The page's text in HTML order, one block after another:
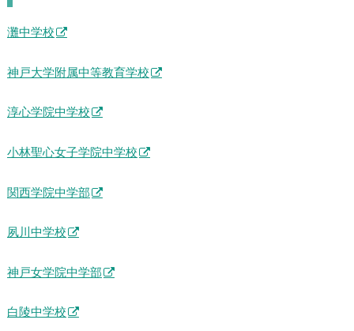
灘中学校
神戸大学附属中等教育学校
淳心学院中学校
小林聖心女子学院中学校
関西学院中学部
夙川中学校
神戸女学院中学部
白陵中学校